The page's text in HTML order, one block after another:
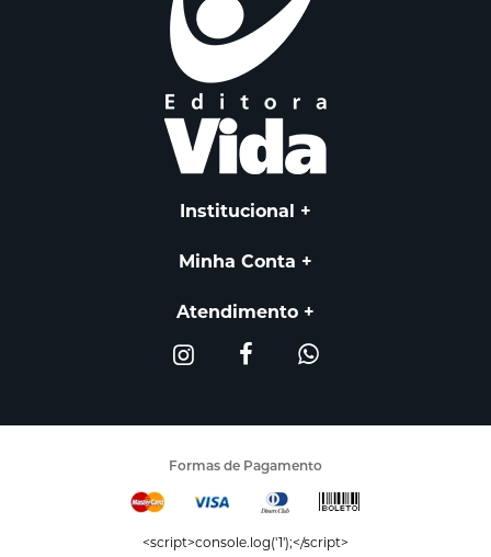
Institucional
Minha Conta
Atendimento
Formas de Pagamento
<script>console.log('1');</script>